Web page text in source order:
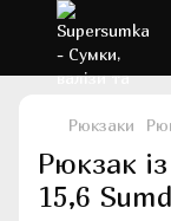
Рюкзаки
Рюкзак
15,6